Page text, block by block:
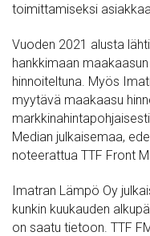
toimittamiseksi
Vuoden 2021 alusta
hankkimaan
hinnoiteltuna. Myös
myytävä maakaasu
Median julkaisemaa,
noteerattua TTF Front
Imatran Lämpö Oy
kunkin kuukauden
on saatu tietoon. TTF